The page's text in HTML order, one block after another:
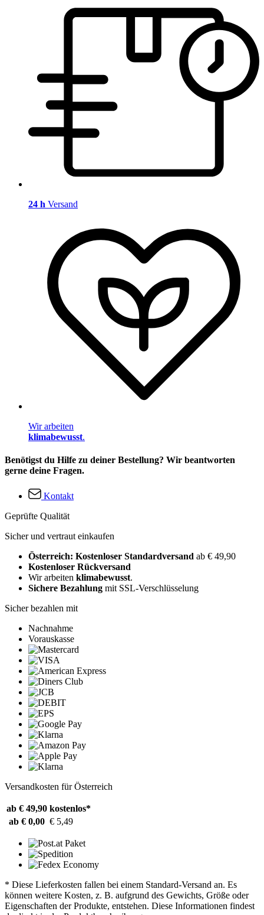
24 h Versand
Wir arbeiten
klimabewusst.
Benötigst du Hilfe zu deiner Bestellung? Wir beantworten
gerne deine Fragen.
Kontakt
Geprüfte Qualität
Sicher und vertraut einkaufen
Österreich: Kostenloser Standardversand ab € 49,90
Kostenloser Rückversand
Wir arbeiten klimabewusst.
Sichere Bezahlung mit SSL-Verschlüsselung
Sicher bezahlen mit
Nachnahme
Vorauskasse
Versandkosten für Österreich
ab € 49,90 kostenlos*
ab € 0,00 € 5,49
* Diese Lieferkosten fallen bei einem Standard-Versand an. Es
können weitere Kosten, z. B. aufgrund des Gewichts, Größe oder
Eigenschaften der Produkte, entstehen. Diese Informationen findest